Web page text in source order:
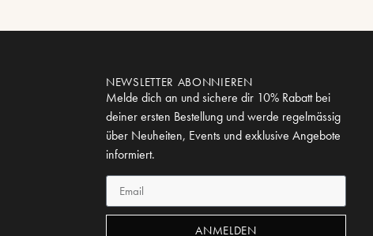
NEWSLETTER ABONNIEREN
Melde dich an und sichere dir 10% Rabatt bei
deiner ersten Bestellung und werde regelmässig
über Neuheiten, Events und exklusive Angebote
informiert.
ANMELDEN